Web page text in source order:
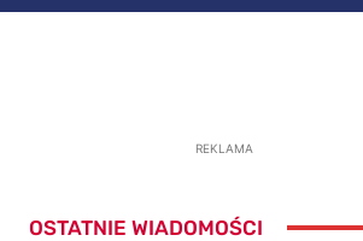
REKLAMA
OSTATNIE WIADOMOŚCI